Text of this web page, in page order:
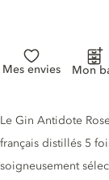
Mes envies Mon
Description du gin
Le Gin Antidote
français distillés 5
soigneusement